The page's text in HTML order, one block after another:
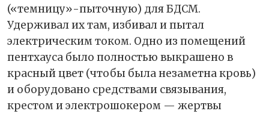
(«темницу»-пыточную) для БДСМ.
Удерживал их там, избивал и пытал
электрическим током. Одно из помещений
пентхауса было полностью выкрашено в
красный цвет (чтобы была незаметна кровь)
и оборудовано средствами связывания,
крестом и электрошокером — жертвы